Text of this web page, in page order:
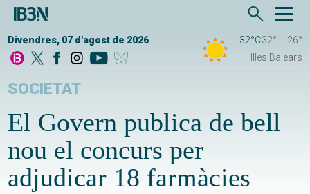
Divendres, 07 d'agost de 2026 32°C32°
26°
Illes Balears
SOCIETAT
El Govern publica de bell
nou el concurs per
adjudicar 18 farmàcies